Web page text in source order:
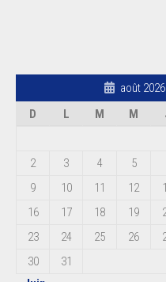
août 2026
D
L M M
2
3 4 5
9
10 11 12
16
17 18 19
23
24 25 26
30
31